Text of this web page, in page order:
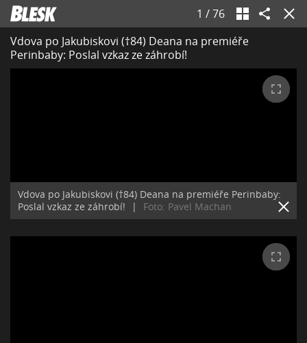
1 /76
Vdova po Jakubiskovi (†84) Deana na premiéře
Perinbaby: Poslal vzkaz ze záhrobí!
Vdova po Jakubiskovi (†84) Deana na premiéře Perinbaby:
Poslal vzkaz ze záhrobí!
| Foto: Pavel Machan